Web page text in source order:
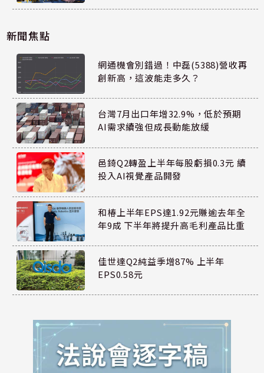
新聞焦點
網通機會別錯過！中磊(5388)營收再
創新高，這波能走多久？
台灣7月出口年增32.9%，低於預期
AI需求續強但成長動能放緩
邑錡Q2轉盈上半年每股虧損0.3元 續
投入AI視覺產品開發
和椿上半年EPS達1.92元賺逾去年全
年9成 下半年將提升高毛利產品比重
佳世達Q2純益季增87% 上半年
EPS0.58元